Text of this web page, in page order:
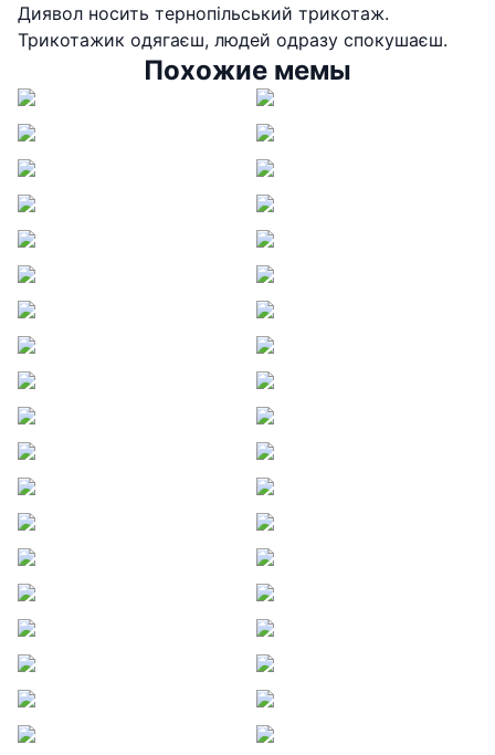
Диявол носить тернопільський трикотаж.
Трикотажик одягаєш, людей одразу спокушаєш.
Похожие мемы